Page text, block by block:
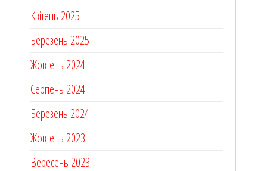
Квітень 2025
Березень 2025
Жовтень 2024
Серпень 2024
Березень 2024
Жовтень 2023
Вересень 2023